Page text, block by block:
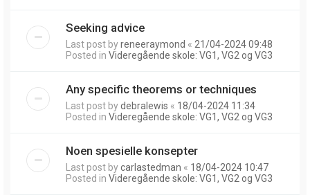
Seeking advice
Last post byreneeraymond « 21/04-2024 09:48
Posted in Videregående skole: VG1, VG2 og VG3
Any specific theorems or techniques
Last post bydebralewis « 18/04-2024 11:34
Posted in Videregående skole: VG1, VG2 og VG3
Noen spesielle konsepter
Last post bycarlastedman « 18/04-2024 10:47
Posted in Videregående skole: VG1, VG2 og VG3